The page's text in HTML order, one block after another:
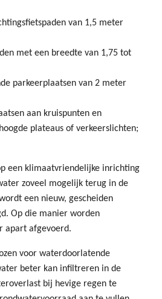
van 1,5 meter
met een breedte van 1,75 tot
parkeerplaatsen van 2 meter
aan kruispunten en
plateaus of verkeerslichten;
een klimaatvriendelijke inrichting
zoveel mogelijk terug in de
een nieuw, gescheiden
Op die manier worden
apart afgevoerd.
voor waterdoorlatende
beter kan infiltreren in de
bij hevige regen te